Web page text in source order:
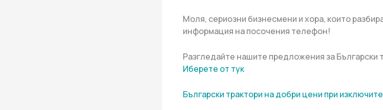
Моля, сериозни бизнесмени и хора, които
информация на посочения телефон!
Разгледайте нашите предложения за Български
Иберете от тук
Български трактори на добри цени при